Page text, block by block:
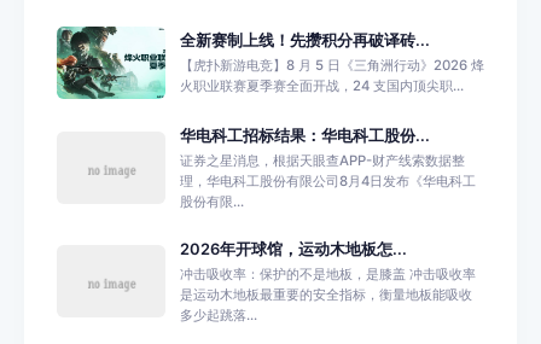
全新赛制上线！先攒积分再破译砖...
【虎扑新游电竞】8 月 5 日《三角洲行动》2026 烽
火职业联赛夏季赛全面开战，24 支国内顶尖职...
华电科工招标结果：华电科工股份...
证券之星消息，根据天眼查APP-财产线索数据整
理，华电科工股份有限公司8月4日发布《华电科工
股份有限...
2026年开球馆，运动木地板怎...
冲击吸收率：保护的不是地板，是膝盖 冲击吸收率
是运动木地板最重要的安全指标，衡量地板能吸收
多少起跳落...